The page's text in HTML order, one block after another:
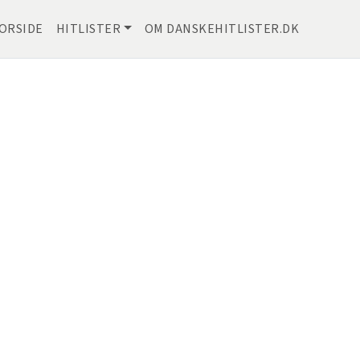
HITLISTER OM DANSKEHITLISTER.DK